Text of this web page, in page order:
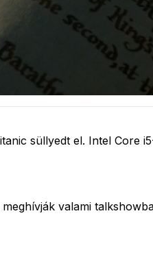
süllyedt el. Intel Core
valami